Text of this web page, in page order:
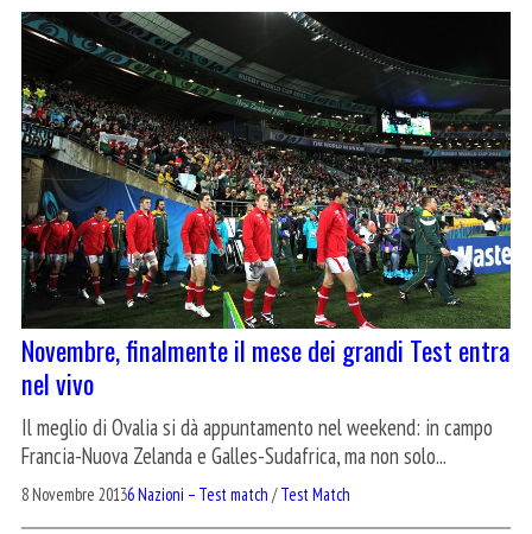
Novembre, finalmente il mese dei grandi Test entra
nel vivo
Il meglio di Ovalia si dà appuntamento nel weekend: in campo
Francia-Nuova Zelanda e Galles-Sudafrica, ma non solo...
8 Novembre 20136 Nazioni – Test match /Test Match